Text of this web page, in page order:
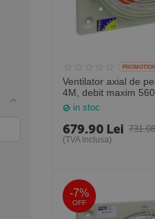
Ventilator axial de
4M, debit maxim 560
Spania
in stoc
731.08
679.90 Lei
(TVA inclusa)
-7%
OFF